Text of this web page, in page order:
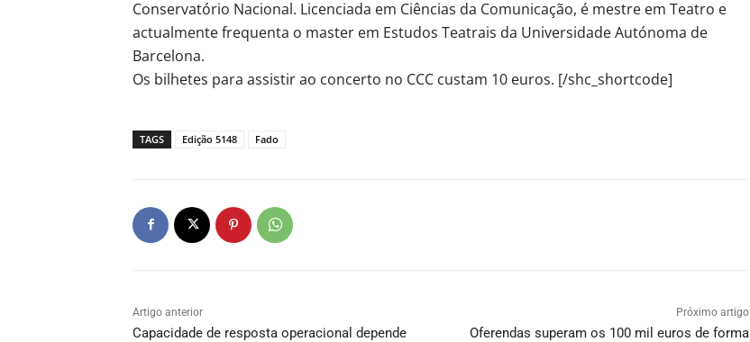
Conservatório Nacional. Licenciada em Ciências da Comunicação, é mestre em Teatro e
actualmente frequenta o master em Estudos Teatrais da Universidade Autónoma de
Barcelona.
Os bilhetes para assistir ao concerto no CCC custam 10 euros. [/shc_shortcode]
TAGS Edição 5148 Fado
Artigo anterior
Capacidade de resposta operacional depende
Próximo artigo
Oferendas superam os 100 mil euros de forma